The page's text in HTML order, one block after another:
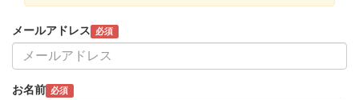
メールアドレス 必須
お名前 必須